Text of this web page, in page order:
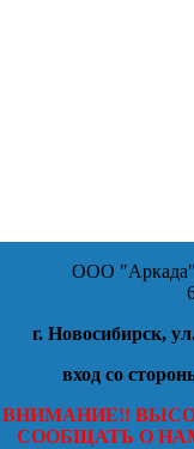
ООО "Аркада"
г. Новосибирск,
вход со
ВНИМАНИЕ!!
СООБЩАТЬ О